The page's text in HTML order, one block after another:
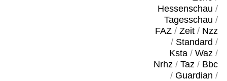
Hessenschau /
Tagesschau /
FAZ/ Zeit/ Nzz
/ Standard /
Ksta/ Waz/
Nrhz/ Taz/ Bbc
/ Guardian /